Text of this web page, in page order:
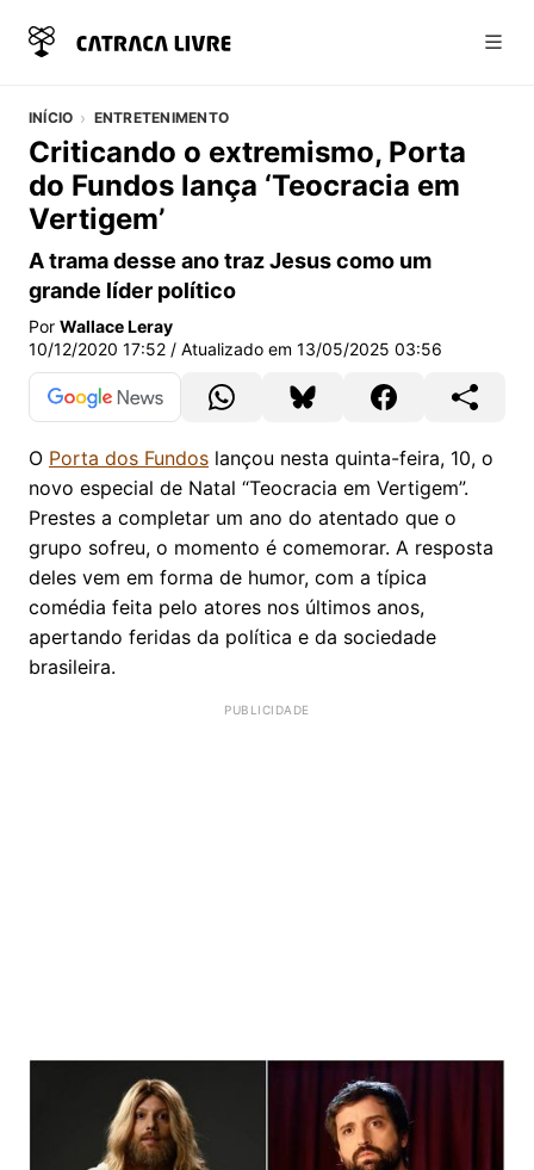
INÍCIO ENTRETENIMENTO
Criticando o extremismo, Porta
do Fundos lança ‘Teocracia em
Vertigem’
A trama desse ano traz Jesus como um
grande líder político
Por Wallace Leray
10/12/2020 17:52 / Atualizado em 13/05/2025 03:56
O Porta dos Fundos lançou nesta quinta-feira, 10, o
novo especial de Natal “Teocracia em Vertigem”.
Prestes a completar um ano do atentado que o
grupo sofreu, o momento é comemorar. A resposta
deles vem em forma de humor, com a típica
comédia feita pelo atores nos últimos anos,
apertando feridas da política e da sociedade
brasileira.